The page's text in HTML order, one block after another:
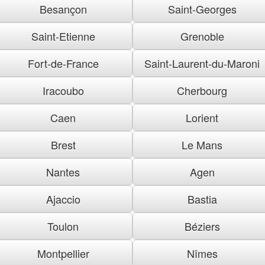
Besançon
Saint-Georges
Saint-Etienne
Grenoble
Fort-de-France
Saint-Laurent-du-Maroni
Iracoubo
Cherbourg
Caen
Lorient
Brest
Le Mans
Nantes
Agen
Ajaccio
Bastia
Toulon
Béziers
Montpellier
Nîmes